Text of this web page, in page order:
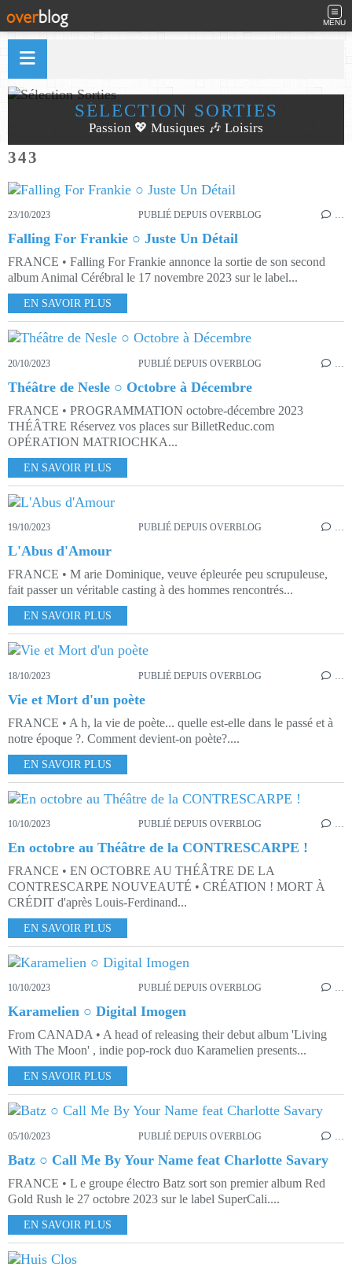
MENU
SÉLECTION SORTIES
Passion 💖 Musiques 🎶 Loisirs
343
23/10/2023 PUBLIÉ DEPUIS OVERBLOG …
Falling For Frankie ○ Juste Un Détail
FRANCE • Falling For Frankie annonce la sortie de son second
album Animal Cérébral le 17 novembre 2023 sur le label...
EN SAVOIR PLUS
20/10/2023 PUBLIÉ DEPUIS OVERBLOG
Théâtre de Nesle ○ Octobre à Décembre
FRANCE • PROGRAMMATION octobre-décembre 2023
THÉÂTRE Réservez vos places sur BilletReduc.com
OPÉRATION MATRIOCHKA...
EN SAVOIR PLUS
19/10/2023 PUBLIÉ DEPUIS OVERBLOG …
L'Abus d'Amour
FRANCE • M arie Dominique, veuve épleurée peu scrupuleuse,
fait passer un véritable casting à des hommes rencontrés...
EN SAVOIR PLUS
18/10/2023 PUBLIÉ DEPUIS OVERBLOG
Vie et Mort d'un poète
FRANCE • A h, la vie de poète... quelle est-elle dans le passé et à
notre époque ?. Comment devient-on poète?....
EN SAVOIR PLUS
10/10/2023 PUBLIÉ DEPUIS OVERBLOG …
En octobre au Théâtre de la CONTRESCARPE !
FRANCE • EN OCTOBRE AU THÉÂTRE DE LA
CONTRESCARPE NOUVEAUTÉ • CRÉATION ! MORT À
CRÉDIT d'après Louis-Ferdinand...
EN SAVOIR PLUS
10/10/2023 PUBLIÉ DEPUIS OVERBLOG …
Karamelien ○ Digital Imogen
From CANADA • A head of releasing their debut album 'Living
With The Moon' , indie pop-rock duo Karamelien presents...
EN SAVOIR PLUS
05/10/2023 PUBLIÉ DEPUIS OVERBLOG
Batz ○ Call Me By Your Name feat Charlotte Savary
FRANCE • L e groupe électro Batz sort son premier album Red
Gold Rush le 27 octobre 2023 sur le label SuperCali....
EN SAVOIR PLUS